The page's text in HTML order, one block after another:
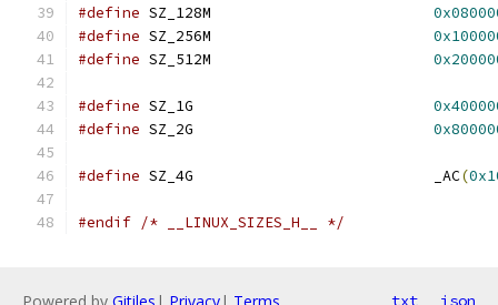
#define
#define
#define
#define
#define
#define SZ_4G				_AC(
#endif /* __LINUX_SIZES_H__ */
txt json